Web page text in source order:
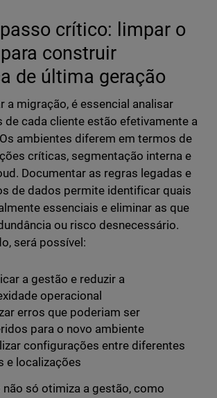
crítico: limpar o
construir
de última geração
a migração, é essencial analisar
de cada cliente estão efetivamente a
ambientes diferem em termos de
críticas, segmentação interna e
Documentar as regras legadas e
de dados permite identificar quais
essenciais e eliminar as que
ou risco desnecessário.
será possível:
a gestão e reduzir a
operacional
erros que poderiam ser
para o novo ambiente
configurações entre diferentes
e localizações
só otimiza a gestão, como